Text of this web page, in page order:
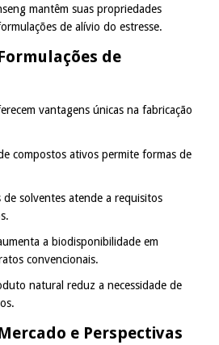
mantêm suas propriedades
de alívio do estresse.
de
vantagens únicas na fabricação
compostos ativos permite formas de
de solventes atende a requisitos
a biodisponibilidade em
convencionais.
natural reduz a necessidade de
e Perspectivas